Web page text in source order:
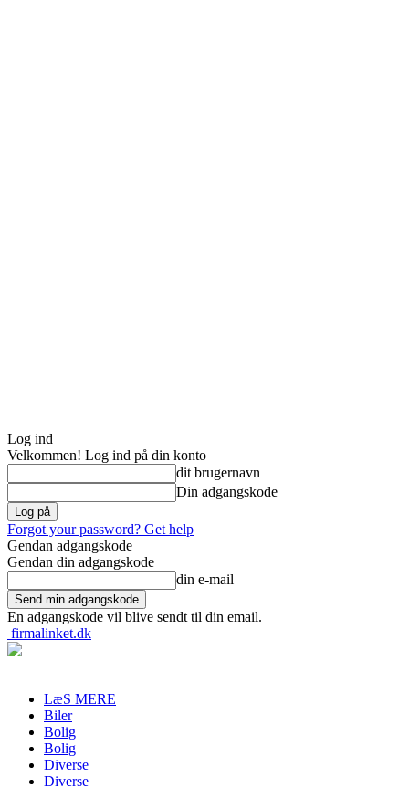
Log ind
Velkommen! Log ind på din konto
dit brugernavn
Din adgangskode
Forgot your password? Get help
Gendan adgangskode
Gendan din adgangskode
din e-mail
En adgangskode vil blive sendt til din email.
firmalinket.dk
LæS MERE
Biler
Bolig
Bolig
Diverse
Diverse